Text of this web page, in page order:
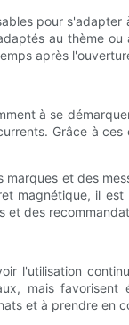
pour
au thème
après
à se
Grâce à
et des
magnétique, il
des
l'utilisation
mais
et à prendre en